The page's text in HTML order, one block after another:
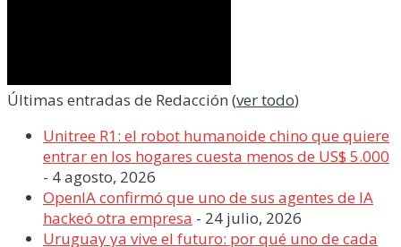
Últimas entradas de Redacción (ver todo)
Unitree R1: el robot humanoide chino que quiere
entrar en los hogares cuesta menos de US$ 5.000
- 4 agosto, 2026
OpenIA confirmó que uno de sus agentes de IA
hackeó otra empresa - 24 julio, 2026
Uruguay ya vive el futuro: por qué uno de cada